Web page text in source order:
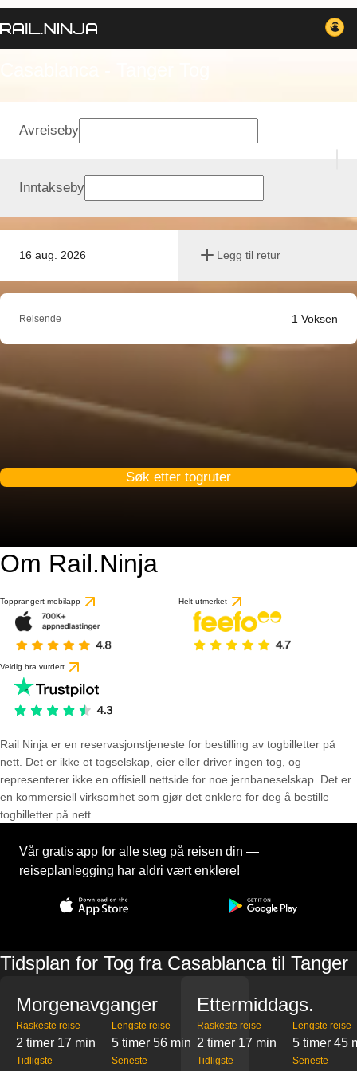
16 aug. 2026 Legg til retur
Avreiseby
Inntakseby
Reisende 1 Voksen
Søk etter togruter
Om Rail.Ninja
Topprangert mobilapp Helt utmerket
Veldig bra vurdert
Rail Ninja er en reservasjons­tjeneste for bestilling av togbilletter på
nett. Det er ikke et togselskap, eier eller driver ingen tog, og
representerer ikke en offisiell nettside for noe jernbaneselskap. Det er
en kommersiell virksomhet som gjør det enklere for deg å bestille
togbilletter på nett.
Vår gratis app for alle steg på reisen din —
reiseplanlegging har aldri vært enklere!
Tidsplan for Tog fra Casablanca til Tanger
Morgenavganger
Raskeste reise
2 timer 17 min
Lengste reise
5 timer 56 min
Tidligste Seneste
Ettermiddags.
Raskeste reise
2 timer 17 min
Lengste reise
5 timer 45
Tidligste Seneste